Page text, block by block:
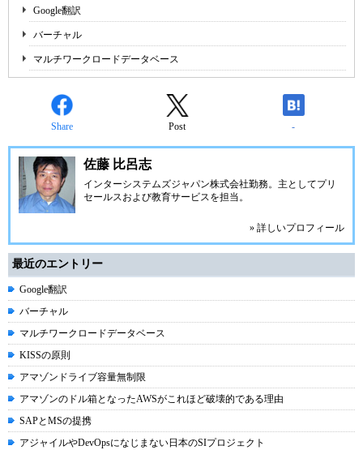
Google翻訳
バーチャル
マルチワークロードデータベース
Share Post -
佐藤 比呂志
インターシステムズジャパン株式会社勤務。主としてプリ
セールスおよび教育サービスを担当。
» 詳しいプロフィール
最近のエントリー
Google翻訳
バーチャル
マルチワークロードデータベース
KISSの原則
アマゾンドライブ容量無制限
アマゾンのドル箱となったAWSがこれほど破壊的である理由
SAPとMSの提携
アジャイルやDevOpsになじまない日本のSIプロジェクト